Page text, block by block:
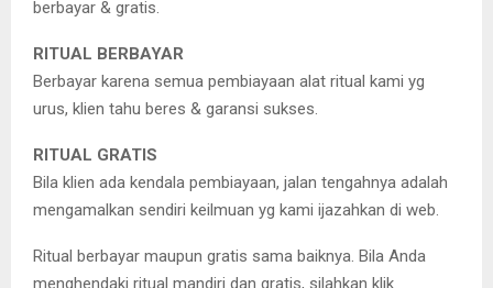
berbayar & gratis.
RITUAL BERBAYAR
Berbayar karena semua pembiayaan alat ritual kami yg
urus, klien tahu beres & garansi sukses.
RITUAL GRATIS
Bila klien ada kendala pembiayaan, jalan tengahnya adalah
mengamalkan sendiri keilmuan yg kami ijazahkan di web.
Ritual berbayar maupun gratis sama baiknya. Bila Anda
menghendaki ritual mandiri dan gratis, silahkan klik